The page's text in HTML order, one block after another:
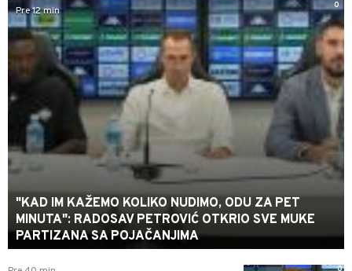
0
Pre 12 min
"KAD IM KAŽEMO KOLIKO NUDIMO, ODU ZA PET
MINUTA": RADOSAV PETROVIĆ OTKRIO SVE MUKE
PARTIZANA SA POJAČANJIMA